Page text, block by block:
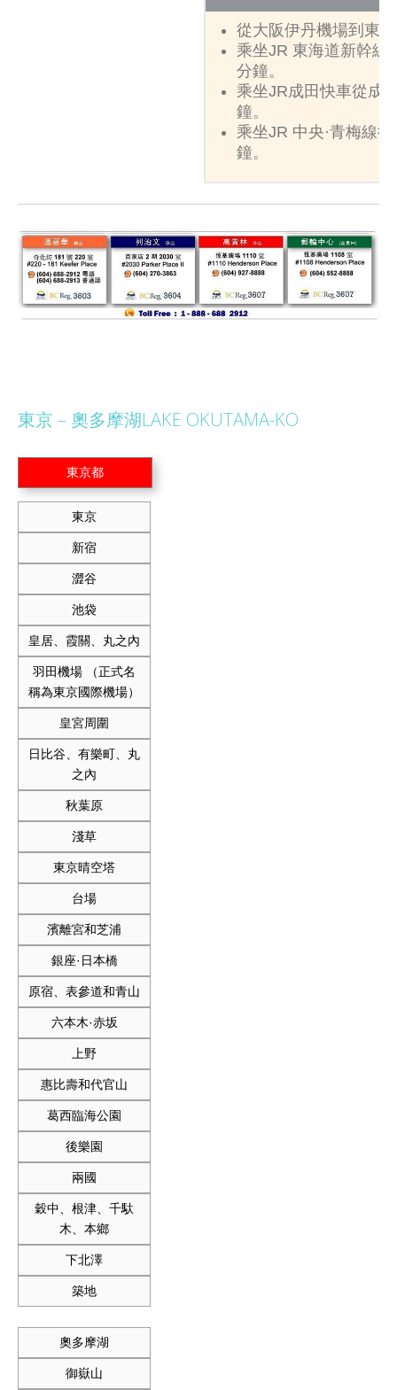
從大阪伊丹機場到東
乘坐JR 東海道新幹線
分鐘。
乘坐JR成田快車從成
鐘。
乘坐JR 中央·青梅線
鐘。
東京 – 奧多摩湖LAKE OKUTAMA-KO
東京都
東京
新宿
澀谷
池袋
皇居、霞關、丸之內
羽田機場 （正式名
稱為東京國際機場）
皇宮周圍
日比谷、有樂町、丸
之內
秋葉原
淺草
東京晴空塔
台場
濱離宮和芝浦
銀座·日本橋
原宿、表參道和青山
六本木·赤坂
上野
惠比壽和代官山
葛西臨海公園
後樂園
兩國
穀中、根津、千馱
木、本鄉
下北澤
築地
奧多摩湖
御嶽山